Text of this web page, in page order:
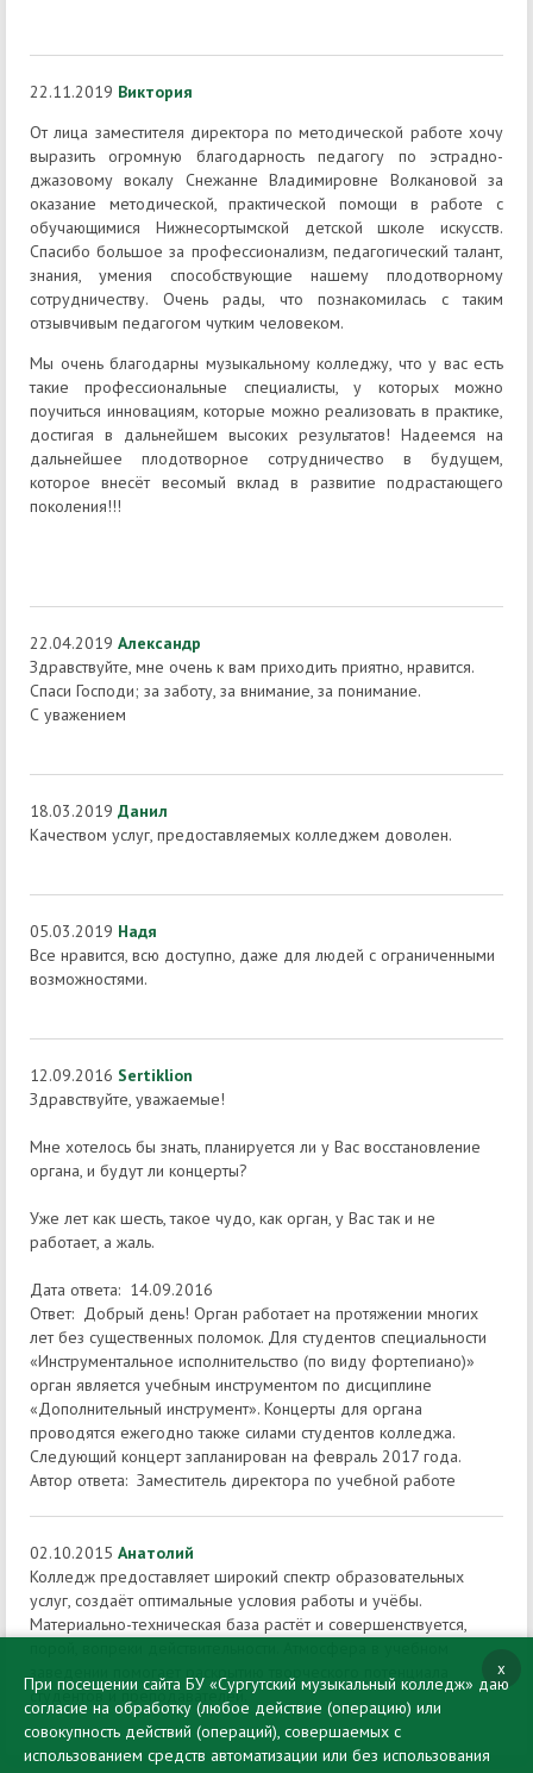
22.11.2019 Виктория
От лица заместителя директора по методической работе хочу
выразить огромную благодарность педагогу по эстрадно-
джазовому вокалу Снежанне Владимировне Волкановой за
оказание методической, практической помощи в работе с
обучающимися Нижнесортымской детской школе искусств.
Спасибо большое за профессионализм, педагогический талант,
знания, умения способствующие нашему плодотворному
сотрудничеству. Очень рады, что познакомилась с таким
отзывчивым педагогом чутким человеком.
Мы очень благодарны музыкальному колледжу, что у вас есть
такие профессиональные специалисты, у которых можно
поучиться инновациям, которые можно реализовать в практике,
достигая в дальнейшем высоких результатов! Надеемся на
дальнейшее плодотворное сотрудничество в будущем,
которое внесёт весомый вклад в развитие подрастающего
поколения!!!
22.04.2019 Александр
Здравствуйте, мне очень к вам приходить приятно, нравится.
Спаси Господи; за заботу, за внимание, за понимание.
С уважением
18.03.2019 Данил
Качеством услуг, предоставляемых колледжем доволен.
05.03.2019 Надя
Все нравится, всю доступно, даже для людей с ограниченными
возможностями.
12.09.2016 Sertiklion
Здравствуйте, уважаемые!
Мне хотелось бы знать, планируется ли у Вас восстановление
органа, и будут ли концерты?
Уже лет как шесть, такое чудо, как орган, у Вас так и не
работает, а жаль.
Дата ответа: 14.09.2016
Ответ: Добрый день! Орган работает на протяжении многих
лет без существенных поломок. Для студентов специальности
«Инструментальное исполнительство (по виду фортепиано)»
орган является учебным инструментом по дисциплине
«Дополнительный инструмент». Концерты для органа
проводятся ежегодно также силами студентов колледжа.
Следующий концерт запланирован на февраль 2017 года.
Автор ответа: Заместитель директора по учебной работе
02.10.2015 Анатолий
Колледж предоставляет широкий спектр образовательных
услуг, создаёт оптимальные условия работы и учёбы.
Материально-техническая база растёт и совершенствуется,
студентов и преподавателей.
x
При посещении сайта БУ «Сургутский музыкальный колледж» даю
согласие на обработку (любое действие (операцию) или
совокупность действий (операций), совершаемых с
использованием средств автоматизации или без использования